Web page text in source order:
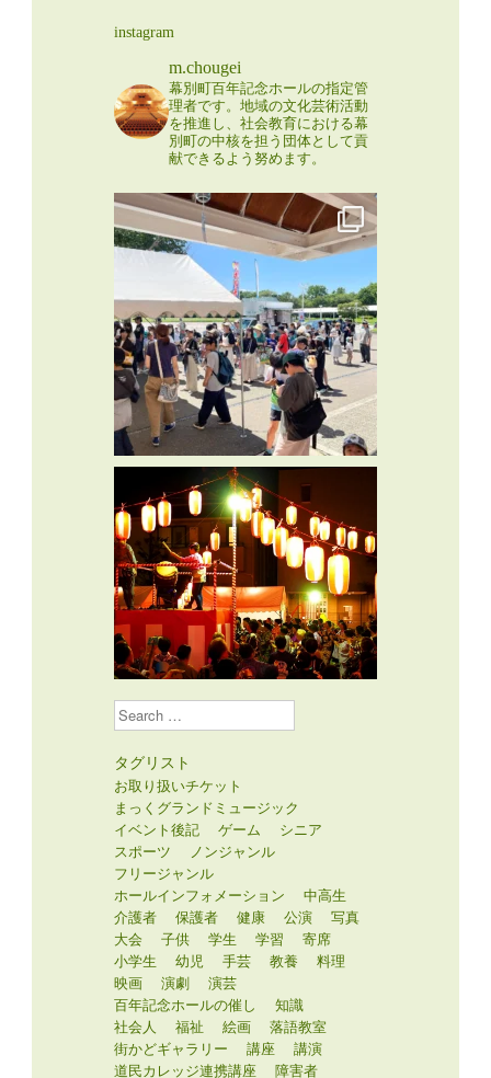
instagram
m.chougei
幕別町百年記念ホールの指定管
理者です。地域の文化芸術活動
を推進し、社会教育における幕
別町の中核を担う団体として貢
献できるよう努めます。
Search
タグリスト
お取り扱いチケット
まっくグランドミュージック
イベント後記
ゲーム
シニア
スポーツ
ノンジャンル
フリージャンル
ホールインフォメーション
中高生
介護者
保護者 健康 公演
写真
大会
子供 学生 学習
寄席
小学生
幼児 手芸 教養
料理
映画
演劇
演芸
百年記念ホールの催し
知識
社会人
福祉 絵画
落語教室
街かどギャラリー
講座
講演
道民カレッジ連携講座
障害者